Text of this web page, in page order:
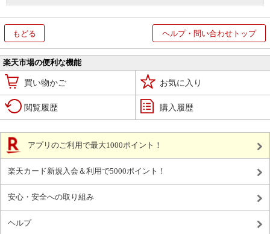
もどる ヘルプ・問い合わせトップ
楽天市場の便利な機能
買い物かご お気に入り
閲覧履歴 購入履歴
アプリのご利用で最大1000ポイント！
楽天カード新規入会＆利用で5000ポイント！
安心・安全への取り組み
ヘルプ